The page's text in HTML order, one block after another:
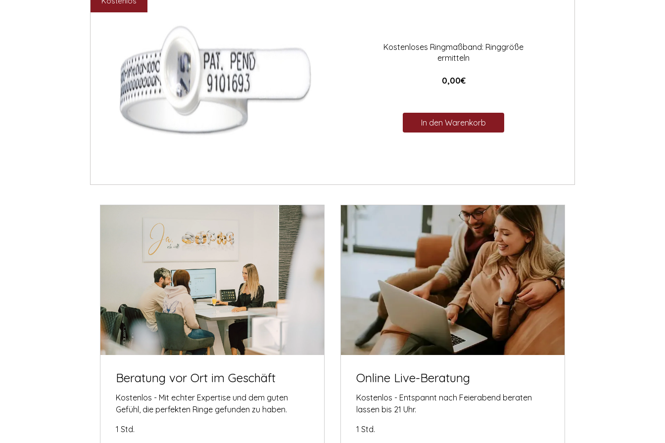
Kostenloses Ringmaßband: Ringgröße
ermitteln
0,00€Preis
In den Warenkorb
Beratung vor Ort im Geschäft
Kostenlos - Mit echter Expertise und dem guten
Gefühl, die perfekten Ringe gefunden zu haben.
1 Std.
Online Live-Beratung
Kostenlos - Entspannt nach Feierabend beraten
lassen bis 21 Uhr.
1 Std.